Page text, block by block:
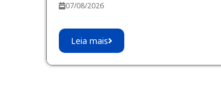
07/08/2026
Leia mais